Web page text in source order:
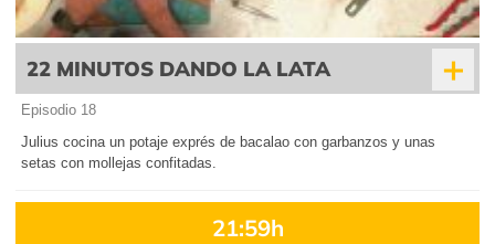
22 MINUTOS DANDO LA LATA +
Episodio 18
Julius cocina un potaje exprés de bacalao con garbanzos y unas
setas con mollejas confitadas.
21:59h